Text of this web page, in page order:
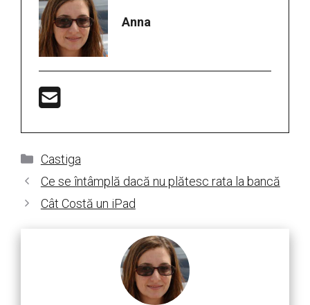
Anna
Categorii
Castiga
Ce se întâmplă dacă nu plătesc rata la bancă
Cât Costă un iPad